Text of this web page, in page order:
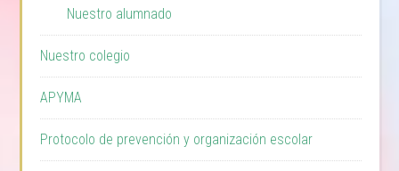
Nuestro alumnado
Nuestro colegio
APYMA
Protocolo de prevención y organización escolar